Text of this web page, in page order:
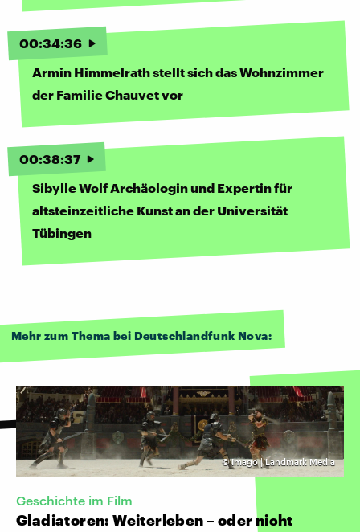
00:34:36
Armin Himmelrath stellt sich das Wohnzimmer
der Familie Chauvet vor
00:38:37
Sibylle Wolf Archäologin und Expertin für
altsteinzeitliche Kunst an der Universität
Tübingen
Mehr zum Thema bei Deutschlandfunk Nova:
©Imago | Landmark Media
Geschichte im Film
Gladiatoren: Weiterleben – oder nicht